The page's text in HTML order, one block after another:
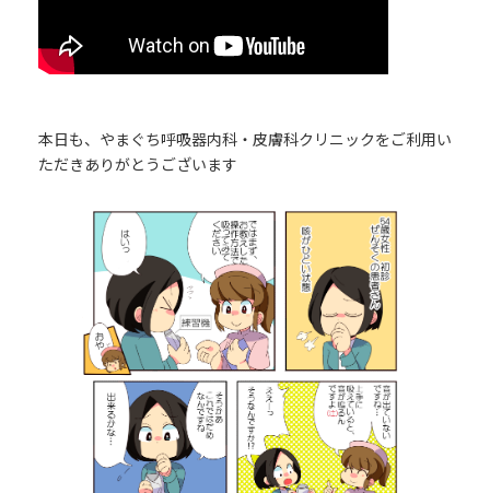
本日も、やまぐち呼吸器内科・皮膚科クリニックをご利用い
ただきありがとうございます